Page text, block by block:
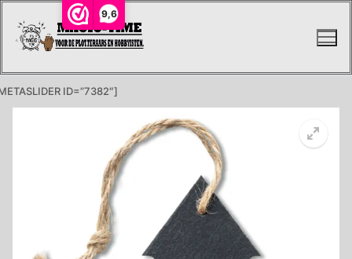
9,6
naar
ID=”7382″]